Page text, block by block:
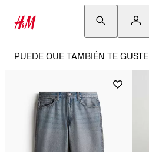
PUEDE QUE TAMBIÉN TE GUSTE